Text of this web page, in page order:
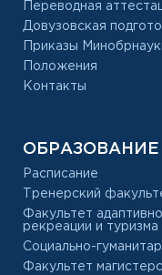
Переводная
Довузовская
Приказы
Положения
Контакты
ОБРАЗОВАНИЕ
Расписание
Тренерский
Факультет
рекреации и туризма
Социально-
Факультет